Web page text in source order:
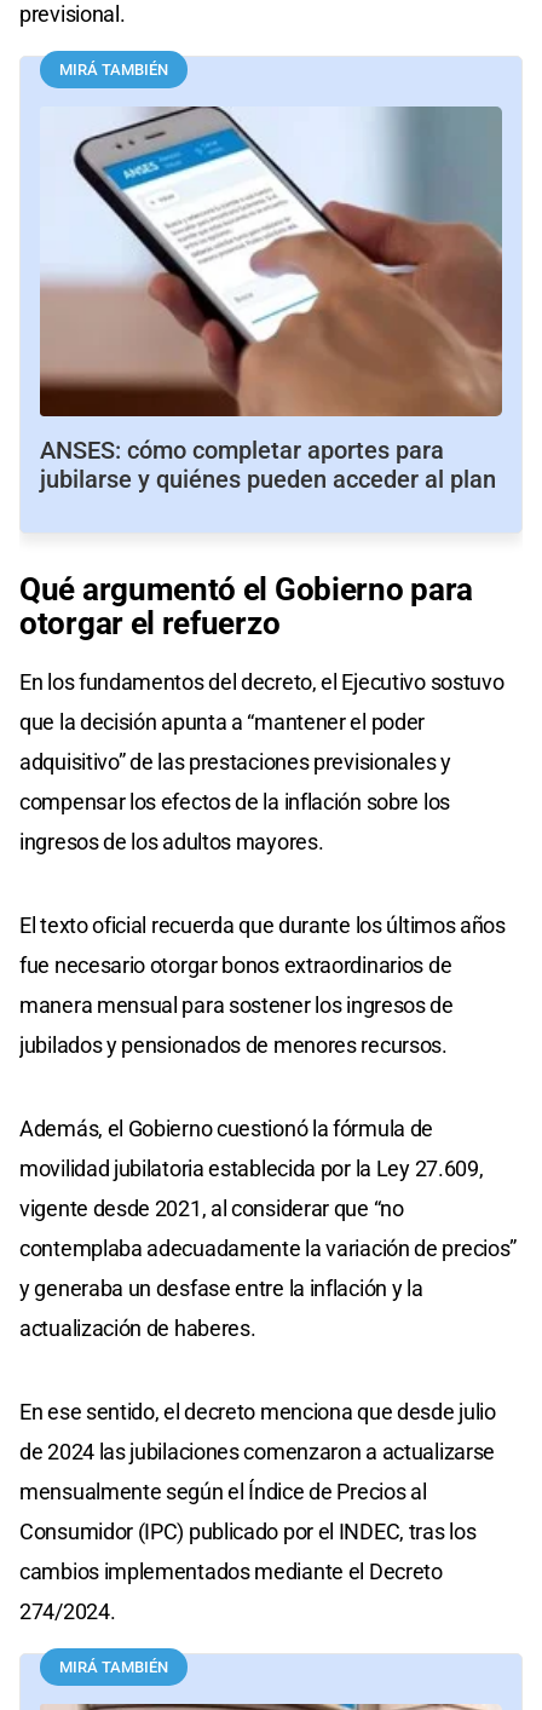
previsional.
MIRÁ TAMBIÉN
ANSES: cómo completar aportes para
jubilarse y quiénes pueden acceder al plan
Qué argumentó el Gobierno para
otorgar el refuerzo
En los fundamentos del decreto, el Ejecutivo sostuvo
que la decisión apunta a “mantener el poder
adquisitivo” de las prestaciones previsionales y
compensar los efectos de la inflación sobre los
ingresos de los adultos mayores.
El texto oficial recuerda que durante los últimos años
fue necesario otorgar bonos extraordinarios de
manera mensual para sostener los ingresos de
jubilados y pensionados de menores recursos.
Además, el Gobierno cuestionó la fórmula de
movilidad jubilatoria establecida por la Ley 27.609,
vigente desde 2021, al considerar que “no
contemplaba adecuadamente la variación de precios”
y generaba un desfase entre la inflación y la
actualización de haberes.
En ese sentido, el decreto menciona que desde julio
de 2024 las jubilaciones comenzaron a actualizarse
mensualmente según el Índice de Precios al
Consumidor (IPC) publicado por el INDEC, tras los
cambios implementados mediante el Decreto
274/2024.
MIRÁ TAMBIÉN